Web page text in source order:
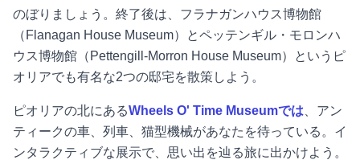
のぼりましょう。終了後は、フラナガンハウス博物館
（Flanagan House Museum）とペッテンギル・モロンハ
ウス博物館（Pettengill-Morron House Museum）というピ
オリアでも有名な2つの邸宅を散策しよう。
ピオリアの北にあるWheels O' Time Museumでは 、アン
ティークの車、列車、猫型機械があなたを待っている。イ
ンタラクティブな展示で、思い出を辿る旅に出かけよう。